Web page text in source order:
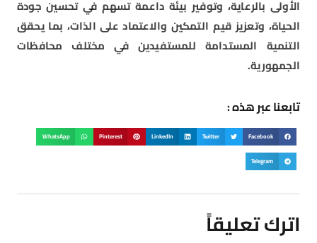
الأولى بالرعاية، وتوفير بيئة داعمة تسهم في تحسين جودة
الحياة، وتعزيز قيم التمكين والاعتماد على الذات، بما يحقق
التنمية المستدامة للمستفيدين في مختلف محافظات
الجمهورية.
تابعنا عبر هذه :
Facebook
Twitter
LinkedIn
Pinterest
WhatsApp
Telegram
اترك تعليقاً